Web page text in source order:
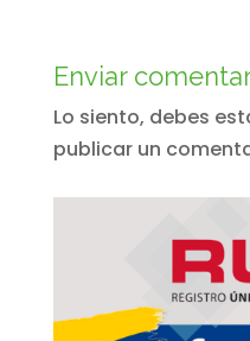
Enviar
Lo siento, debes
publicar un